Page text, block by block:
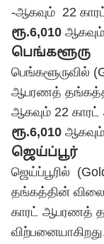
-ஆகவும் 22
ரூ.6,010
பெங்களூரு
பெங்களூருவில்
ஆபரணத்
ஆகவும் 22
ரூ.6,010
ஜெய்ப்பூர்
ஜெய்ப்பூரில்
தங்கத்தின் விலை
காரட் ஆபரணத்